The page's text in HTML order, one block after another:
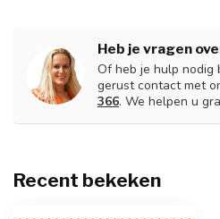
Heb je vragen
Of heb je hulp nodig
gerust contact met
366. We helpen u
Recent bekeken